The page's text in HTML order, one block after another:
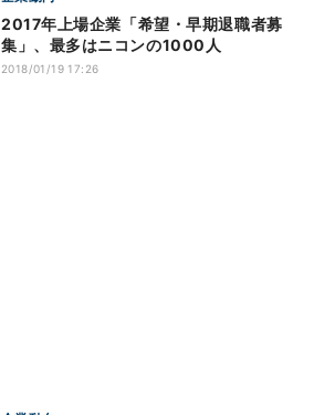
2017年上場企業「希望・早期退職者募
集」、最多はニコンの1000人
2018/01/19 17:26